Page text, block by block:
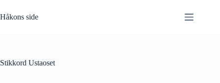
til
innholdet
Håkons side
Stikkord Ustaoset